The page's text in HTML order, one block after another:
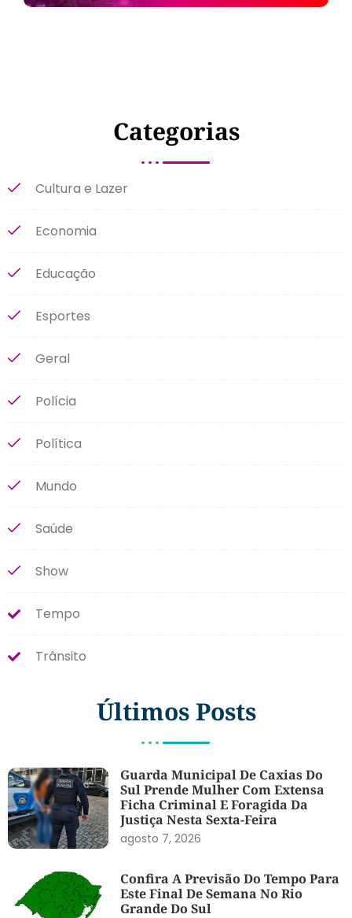
Categorias
Cultura e Lazer
Economia
Educação
Esportes
Geral
Polícia
Política
Mundo
Saúde
Show
Tempo
Trânsito
Últimos Posts
Guarda Municipal De Caxias Do
Sul Prende Mulher Com Extensa
Ficha Criminal E Foragida Da
Justiça Nesta Sexta-Feira
agosto 7, 2026
Confira A Previsão Do Tempo Para
Este Final De Semana No Rio
Grande Do Sul